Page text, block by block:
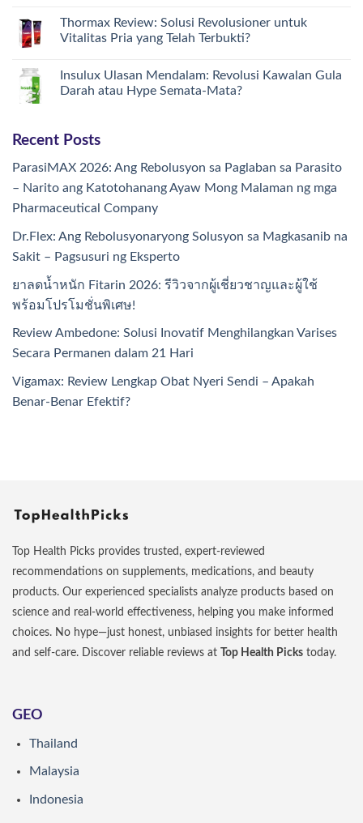
Thormax Review: Solusi Revolusioner untuk
Vitalitas Pria yang Telah Terbukti?
Insulux Ulasan Mendalam: Revolusi Kawalan Gula
Darah atau Hype Semata-Mata?
Recent Posts
ParasiMAX 2026: Ang Rebolusyon sa Paglaban sa Parasito
– Narito ang Katotohanang Ayaw Mong Malaman ng mga
Pharmaceutical Company
Dr.Flex: Ang Rebolusyonaryong Solusyon sa Magkasanib na
Sakit – Pagsusuri ng Eksperto
ยาลดน้ำหนัก Fitarin 2026: รีวิวจากผู้เชี่ยวชาญและผู้ใช้
พร้อมโปรโมชั่นพิเศษ!
Review Ambedone: Solusi Inovatif Menghilangkan Varises
Secara Permanen dalam 21 Hari
Vigamax: Review Lengkap Obat Nyeri Sendi – Apakah
Benar-Benar Efektif?
Top Health Picks provides trusted, expert-reviewed
recommendations on supplements, medications, and beauty
products. Our experienced specialists analyze products based on
science and real-world effectiveness, helping you make informed
choices. No hype—just honest, unbiased insights for better health
and self-care. Discover reliable reviews at Top Health Picks today.
GEO
Thailand
Malaysia
Indonesia